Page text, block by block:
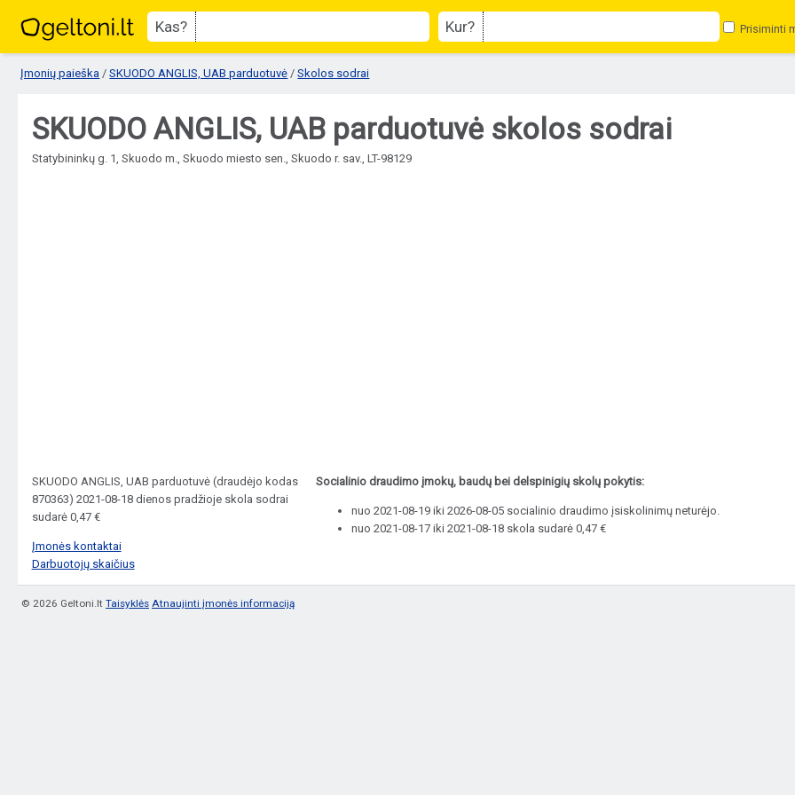
Kas? Kur? Prisiminti
Įmonių paieška /SKUODO ANGLIS, UAB parduotuvė /Skolos sodrai
SKUODO ANGLIS, UAB parduotuvė skolos sodrai
Statybininkų g. 1, Skuodo m., Skuodo miesto sen., Skuodo r. sav., LT-98129
SKUODO ANGLIS, UAB parduotuvė (draudėjo kodas
870363) 2021-08-18 dienos pradžioje skola sodrai
sudarė 0,47 €
Įmonės kontaktai
Darbuotojų skaičius
Socialinio draudimo įmokų, baudų bei delspinigių skolų pokytis:
nuo 2021-08-19 iki 2026-08-05 socialinio draudimo įsiskolinimų neturėjo.
nuo 2021-08-17 iki 2021-08-18 skola sudarė 0,47 €
© 2026 Geltoni.lt Taisyklės Atnaujinti įmonės informaciją